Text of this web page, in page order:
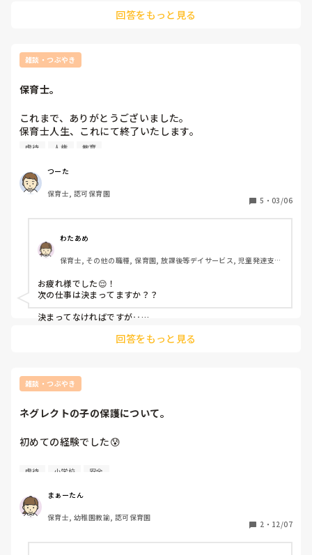
彼女の様なタイプにはどのような支援が良いのでしょう
ふざけがヒートアップした時、どのように対応したらいいで
は○○先生にもお話を聞いてもらおうね」
と伝えて、関わる大人を変えてみると、子どもの気持ちが切り
大切なのは脅したり突き放したりすることではなく、「危ない
貫した姿勢を、チームで支えることなのかなと思います。
先生お一人が抱え込まなくて大丈夫です。2歳児クラスこそ、
担任同士、または近くのクラスや事務所の先生も巻き込んで、
頼り合うことも大切な環境づくりの一つだと思います。
たの？」とか、あえて声をかけると、ドヤ顔してやらなくなっ
てくる…かも？
回答をもっと見る
雑談・つぶやき
保育士。
これまで、ありがとうございました。
保育士人生、これにて終了いたします。
しかしながら、認められることはなく終わります。
僕の努力不足かな。
やっぱり、男性が保育士として仕事をするにはまだまだ難し
遠くない近い未来、日本の保育が今よりも見直されて、子育
てそのものにおいても男性と女性、どちらの必要性も認めら
れ、保育士の待遇含めて男性も女性もどちらも働けるように
なることを願っています。
その分、性教育や人権など子どもの頃から取り組んでいくこ
とが、将来的に虐待や性被害を防ぐことにつなげていく取り
性差やそれぞれの役割もお互いに学びつつ、いわゆる子ども
れたり、フィルターがかかったりしていることは相手の振る
舞いを見ればわかります。
それぞれ、特に男性保育士は偏見視されないよう、振る舞い
方や接し方に気をつけたり、清潔感を保とうとしたり、何か
しら考えて仕事に従事しているはずです。
しかしながら、女性には見た目ではどうしても敵いませんし
それが、性差とも言えます。変えようがない。
大丈夫、ってことがあるのも、事実でしょう。
そうなんだと思います。僕は以前、保育士をしている友人に
虐待 人権 教育
つーた
保育士, 認可保育園
5 ・ 03/06
わたあめ
保育士, その他の職種, 保育園, 放課後等デイサービス, 児童発達支援
お疲れ様でした😌！
次の仕事は決まってますか？？
決まってなければですが‥
だと、男性職員も多いし‥、！
回答をもっと見る
雑談・つぶやき
ネグレクトの子の保護について。
初めての経験でした😰
仕事柄、いや…そうでなくて誰でも聞いたことがある【ネグ
今朝7時30分ごろ。
娘は小学校に登校するため、途中まで送っていきました。
そこで大問題が発生🫵
虐待 小学校 安全
まぁーたん
保育士, 幼稚園教諭, 認可保育園
2 ・ 12/07